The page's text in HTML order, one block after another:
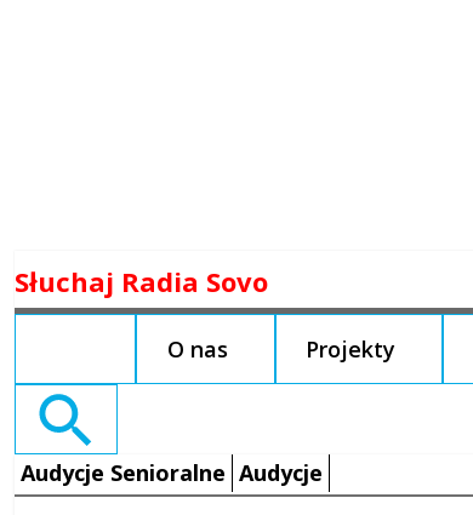
to
Słuchaj Radia Sovo
O nas Projekty
Search
Audycje Senioralne Audycje